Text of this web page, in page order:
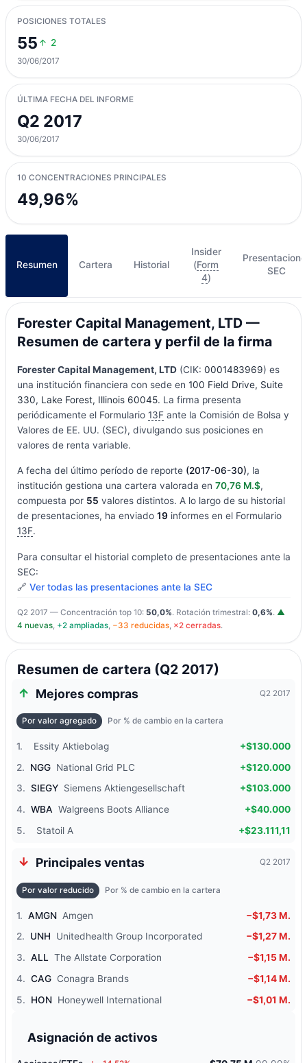
POSICIONES TOTALES
55 2
30/06/2017
ÚLTIMA FECHA DEL INFORME
Q2 2017
30/06/2017
10 CONCENTRACIONES PRINCIPALES
49,96%
Resumen Cartera Historial
Insider
(Form
4)
SEC
Forester Capital Management, LTD —
Resumen de cartera y perfil de la firma
Forester Capital Management, LTD(CIK: 0001483969) es
una institución financiera con sede en 100 Field Drive, Suite
330, Lake Forest, Illinois 60045. La firma presenta
periódicamente el Formulario 13Fante la Comisión de Bolsa y
Valores de EE. UU. (SEC), divulgando sus posiciones en
valores de renta variable.
A fecha del último período de reporte (2017-06-30), la
institución gestiona una cartera valorada en 70,76 M.$,
compuesta por 55 valores distintos. A lo largo de su historial
de presentaciones, ha enviado 19informes en el Formulario
13F.
Para consultar el historial completo de presentaciones ante la
SEC:
🔗 Ver todas las presentaciones ante la SEC
Q2 2017 — Concentración top 10: 50,0%. Rotación trimestral: 0,6%. ▲
4 nuevas, +2 ampliadas, −33 reducidas, ×2 cerradas.
Resumen de cartera (Q2 2017)
Mejores compras Q2 2017
Por valor agregado Por % de cambio en la cartera
1. Essity Aktiebolag
+$130.000
2.
NGG National Grid PLC
+$120.000
3. SIEGY Siemens Aktiengesellschaft
+$103.000
4. WBA Walgreens Boots Alliance
+$40.000
5.
Statoil A +$23.111,11
Principales ventas Q2 2017
Por valor reducido Por % de cambio en la cartera
1. AMGN Amgen
−$1,73 M.
2.
UNH Unitedhealth Group Incorporated
−$1,27 M.
3. ALL The Allstate Corporation
−$1,15 M.
4. CAG Conagra Brands
−$1,14 M.
5.
HON Honeywell International −$1,01 M.
Asignación de activos